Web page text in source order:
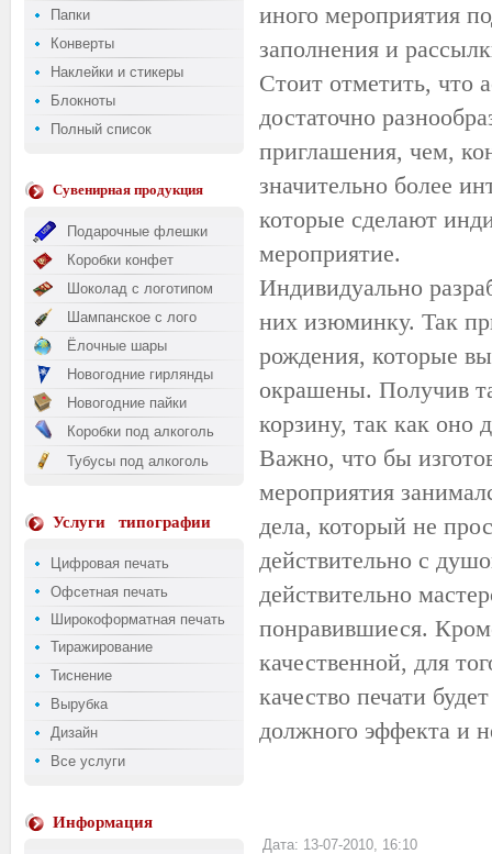
Папки
Конверты
Наклейки и стикеры
Блокноты
Полный список
Сувенирная продукция
Подарочные флешки
Коробки конфет
Шоколад с логотипом
Шампанское с лого
Ёлочные шары
Новогодние гирлянды
Новогодние пайки
Коробки под алкоголь
Тубусы под алкоголь
Услуги типографии
Цифровая печать
Офсетная печать
Широкоформатная печать
Тиражирование
Тиснение
Вырубка
Дизайн
Все услуги
Информация
иного мероприятия
заполнения и
Стоит отметить, что
достаточно
приглашения, чем,
значительно более
которые сделают
мероприятие.
Индивидуально
них изюминку. Так
рождения, которые
окрашены. Получив
корзину, так как оно
Важно, что бы
мероприятия
дела, который не
действительно с
действительно
понравившиеся.
качественной, для
качество печати
должного эффекта и
Дата: 13-07-2010, 16:10